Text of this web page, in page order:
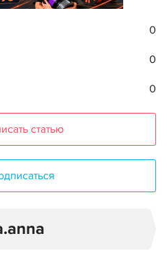
0
0
0
статью